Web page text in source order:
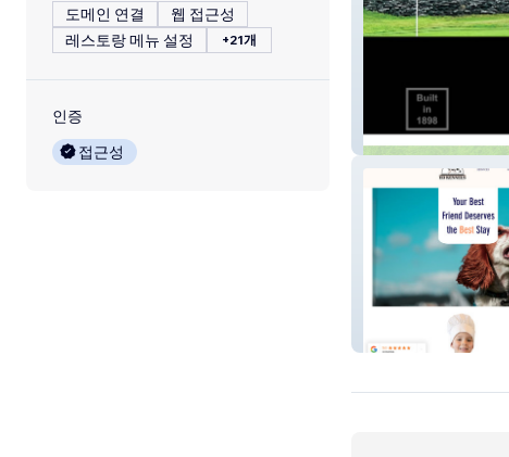
도메인 연결
웹 접근성
레스토랑 메뉴 설정
+21개
인증
접근성
The Montrose Club